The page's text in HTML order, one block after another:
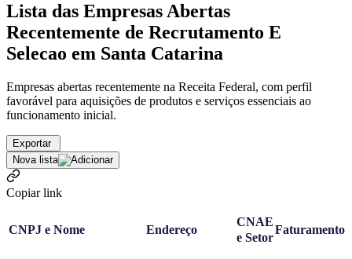
Lista das Empresas Abertas
Recentemente de Recrutamento E
Selecao em Santa Catarina
Empresas abertas recentemente na Receita Federal, com perfil
favorável para aquisições de produtos e serviços essenciais ao
funcionamento inicial.
Exportar
Nova lista
Copiar link
CNPJ e Nome Endereço
CNAE
e Setor
Faturamento